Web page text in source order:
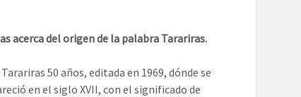
acerca del origen de la palabra Tarariras.
50 años, editada en 1969, dónde se
en el siglo XVII, con el significado de